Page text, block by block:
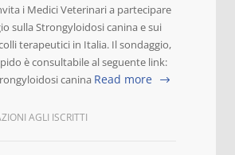
i Medici Veterinari a partecipare
sulla Strongyloidosi canina e sui
terapeutici in Italia. Il sondaggio,
è consultabile al seguente link:
canina Read more
AGLI ISCRITTI